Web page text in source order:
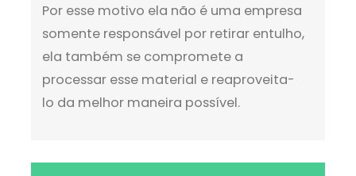
Por esse motivo ela não é uma empresa
somente responsável por retirar entulho,
ela também se compromete a
processar esse material e reaproveita-
lo da melhor maneira possível.